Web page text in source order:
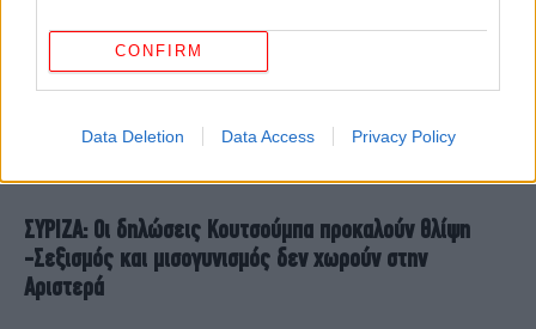
CONFIRM
Data Deletion Data Access Privacy Policy
ΣΥΡΙΖΑ: Οι δηλώσεις Κουτσούμπα προκαλούν θλίψη
-Σεξισμός και μισογυνισμός δεν χωρούν στην
Αριστερά